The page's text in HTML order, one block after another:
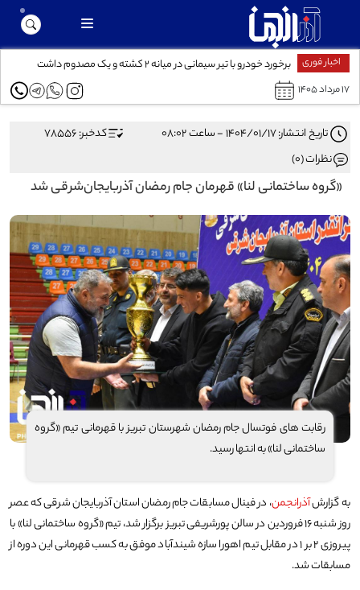
اخبار فوری برخورد خودرو با تیر سیمانی در میانه ۲ کشته و یک مصدوم داشت
۱۷ مرداد ۱۴۰۵
تاریخ انتشار: ۱۴۰۴/۰۱/۱۷ - ساعت ۰۸:۰۲
کدخبر: 78556
نظرات (0)
«گروه ساختمانی لنا» قهرمان جام رمضان آذربایجان‌شرقی شد
رقابت‌ های فوتسال جام رمضان شهرستان تبریز با قهرمانی تیم «گروه
ساختمانی لنا» به انتها رسید.
به گزارشآذرانجمن، در فینال مسابقات جام رمضان استان آذربایجان شرقی که عصر
روز شنبه ۱۶ فروردین در سالن پورشریفی تبریز برگزار شد، تیم «گروه ساختمانی لنا» با
پیروزی ۲ بر ۱ در مقابل تیم اهورا سازه شیندآباد موفق به کسب قهرمانی این دوره از
مسابقات شد.